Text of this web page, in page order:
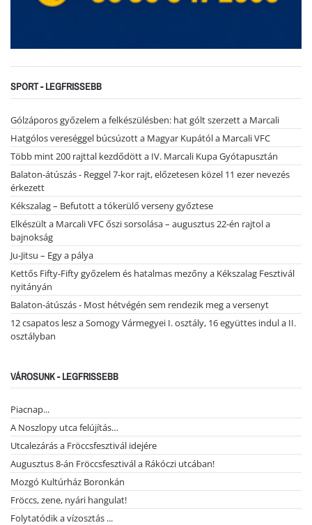
SPORT - LEGFRISSEBB
Gólzáporos győzelem a felkészülésben: hat gólt szerzett a Marcali
Hatgólos vereséggel búcsúzott a Magyar Kupától a Marcali VFC
Több mint 200 rajttal kezdődött a IV. Marcali Kupa Gyótapusztán
Balaton-átúszás - Reggel 7-kor rajt, előzetesen közel 11 ezer nevezés
érkezett
Kékszalag – Befutott a tókerülő verseny győztese
Elkészült a Marcali VFC őszi sorsolása – augusztus 22-én rajtol a
bajnokság
Ju-Jitsu – Egy a pálya
Kettős Fifty-Fifty győzelem és hatalmas mezőny a Kékszalag Fesztivál
nyitányán
Balaton-átúszás - Most hétvégén sem rendezik meg a versenyt
12 csapatos lesz a Somogy Vármegyei I. osztály, 16 együttes indul a II.
osztályban
VÁROSUNK - LEGFRISSEBB
Piacnap...
A Noszlopy utca felújítás…
Utcalezárás a Fröccsfesztivál idejére
Augusztus 8-án Fröccsfesztivál a Rákóczi utcában!
Mozgó Kultúrház Boronkán
Fröccs, zene, nyári hangulat!
Folytatódik a vízosztás ...